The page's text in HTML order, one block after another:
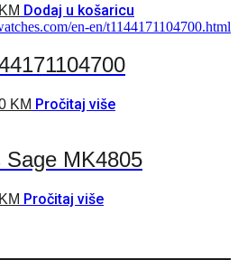
KM Dodaj u košaricu
KM Pročitaj više
Sage MK4805
KM Pročitaj više